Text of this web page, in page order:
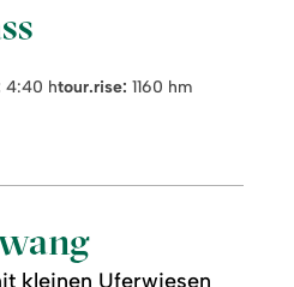
4:40 htour.rise: 1160 hm
kleinen Uferwiesen